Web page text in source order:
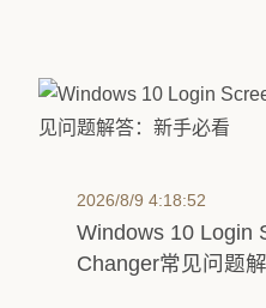
2026/8/9 4:18:52
Windows 10 Login
Changer常见问题